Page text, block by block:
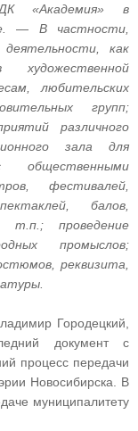
ДК «Академия» в
— В частности,
как
художественной
любительских
групп;
различного
зала для
фестивалей,
балов,
т.п.; проведение
промыслов;
реквизита,
Городецкий,
документ с
процесс передачи
Новосибирска. В
муниципалитету